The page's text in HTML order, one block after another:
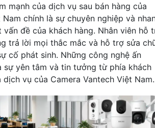
mạnh của dịch vụ sau bán hàng của
chính là sự chuyên nghiệp và
đề của khách hàng. Nhân viên hỗ
trả lời mọi thắc mắc và hỗ trợ sửa
cố phát sinh. Những công nghệ ấn
yên tâm và tin tưởng từ phía khách
vụ của Camera Vantech Việt Nam.